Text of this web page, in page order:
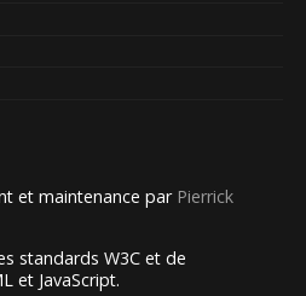
et maintenance par Pierrick
standards W3C et de
et JavaScript.